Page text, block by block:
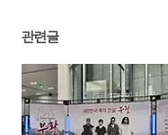
관련글